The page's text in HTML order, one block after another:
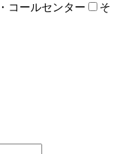
コールセンター
そ